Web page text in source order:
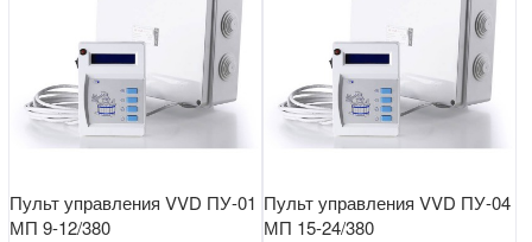
Пульт управления VVD ПУ-01
МП 9-12/380
Пульт управления VVD ПУ-04
МП 15-24/380